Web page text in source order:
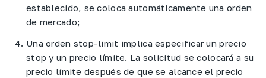
establecido, se coloca automáticamente una orden
de mercado;
Una orden stop-limit implica especificar un precio
stop y un precio límite. La solicitud se colocará a su
precio límite después de que se alcance el precio